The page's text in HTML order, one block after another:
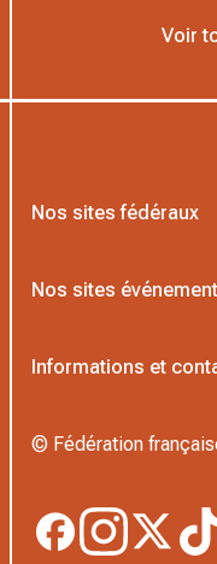
Voir
Nos sites fédéraux
L’Institut Formation
Proshop FFT
Nos sites
Boutique Officielle
Informations et
Politique des cookies
© Fédération